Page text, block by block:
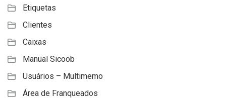
Etiquetas
Clientes
Caixas
Manual Sicoob
Usuários – Multimemo
Área de Franqueados